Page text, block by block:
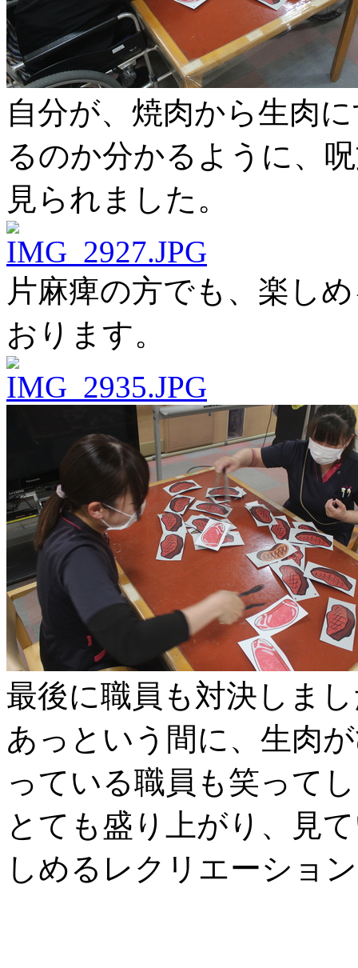
自分が、焼肉から生肉
るのか分かるように、
見られました。
片麻痺の方でも、楽し
おります。
最後に職員も対決しま
あっという間に、生肉
っている職員も笑って
とても盛り上がり、見
しめるレクリエーショ